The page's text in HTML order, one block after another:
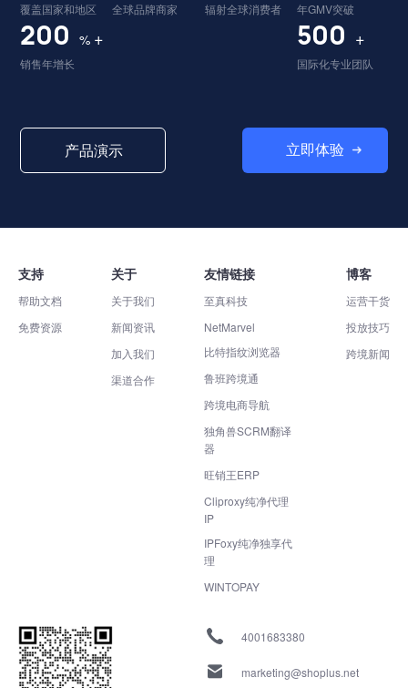
覆盖国家和地区 全球品牌商家 辐射全球消费者 年GMV突破
200 % +
销售年增长
500 +
国际化专业团队
产品演示 立即体验
支持
帮助文档
免费资源
关于
关于我们
新闻资讯
加入我们
渠道合作
友情链接
至真科技
NetMarvel
比特指纹浏览器
鲁班跨境通
跨境电商导航
独角兽SCRM翻译
器
旺销王ERP
Cliproxy纯净代理
IP
IPFoxy纯净独享代
理
WINTOPAY
博客
运营干货
投放技巧
跨境新闻
4001683380
marketing@shoplus.net